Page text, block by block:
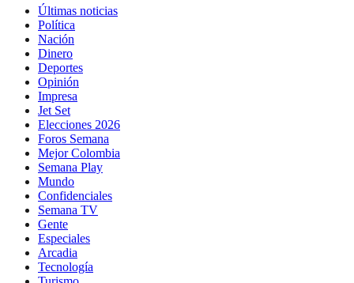
Últimas noticias
Política
Nación
Dinero
Deportes
Opinión
Impresa
Jet Set
Elecciones 2026
Foros Semana
Mejor Colombia
Semana Play
Mundo
Confidenciales
Semana TV
Gente
Especiales
Arcadia
Tecnología